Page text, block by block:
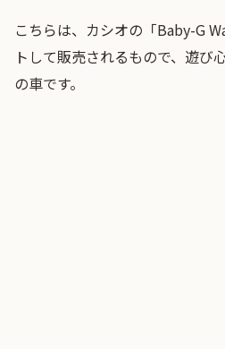
こちらは、カシオの「Baby-G
トして販売されるもので、遊び
の車です。